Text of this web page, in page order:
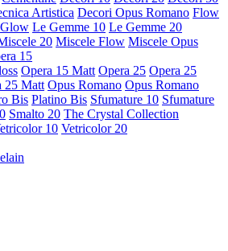
Artistica Decori Opus Romano Flow
Glow Le Gemme 10 Le Gemme 20
20 Miscele Flow Miscele Opus
15
Opera 15 Matt Opera 25 Opera 25
25 Matt Opus Romano Opus Romano
Bis Platino Bis Sfumature 10 Sfumature
Smalto 20 The Crystal Collection
10 Vetricolor 20